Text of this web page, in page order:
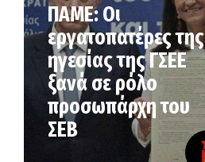
ΠΑΜΕ: Οι
εργατοπατέρες της
ηγεσίας της ΓΣΕΕ
ξανά σε ρόλο
προσωπάρχη του
ΣΕΒ